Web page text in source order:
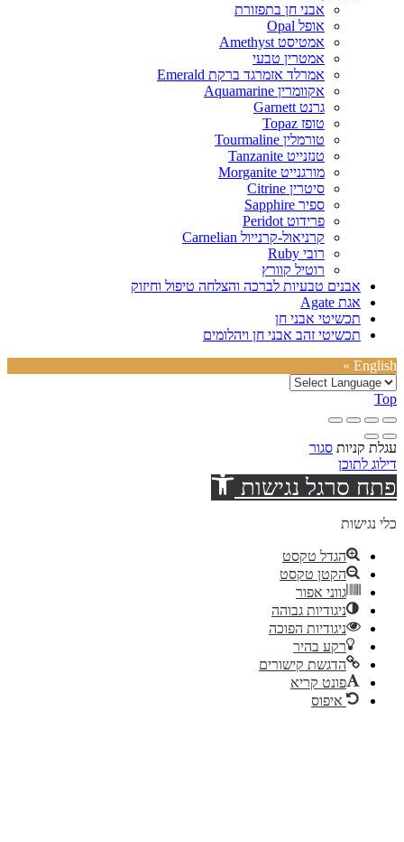
אבני חן בתפזורת
אופל Opal
אמטיסט Amethyst
אמטרין טבעי
אמרלד אזמרגד ברקת Emerald
אקוומרין Aquamarine
גרנט Garnett
טופז Topaz
טורמלין Tourmaline
טנזנייט Tanzanite
מורגנייט Morganite
סיטרין Citrine
ספיר Sapphire
פרידוט Peridot
קרניאול-קרנייול Carnelian
רובי Ruby
רוטיל קוורץ
אבנים טבעיות לברכה והצלחה טיפול וחיזוק
אגת Agate
תכשיטי אבני חן
תכשיטי זהב אבני חן ויהלומים
English »
Top
עגלת קניות סגור
דילוג לתוכן
פתח סרגל נגישות
כלי נגישות
הגדל טקסט
הקטן טקסט
גווני אפור
ניגודיות גבוהה
ניגודיות הפוכה
רקע בהיר
הדגשת קישורים
פונט קריא
איפוס